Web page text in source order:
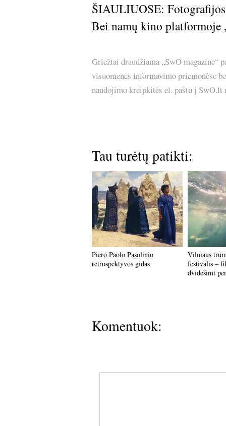
ŠIAULIUOSE:
Bei namų kino platformoje
Griežtai draudžiama „SwO magazine“
visuomenės informavimo priemonėse
naudojimo kreipkitės el. paštu į
Tau turėtų patikti:
Piero Paolo Pasolinio
retrospektyvos gidas
Vilniaus
festivalis –
dvidešimt
Komentuok: